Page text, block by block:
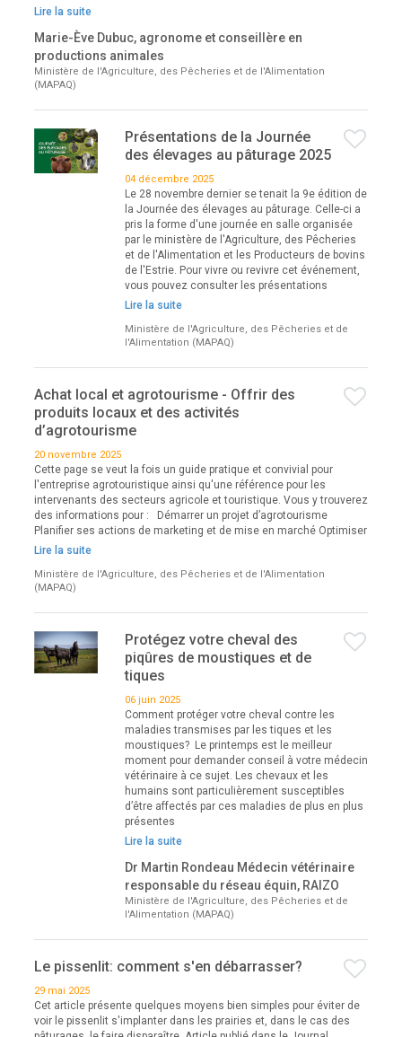
Lire la suite
Marie-Ève Dubuc, agronome et conseillère en
productions animales
Ministère de l'Agriculture, des Pêcheries et de l'Alimentation
(MAPAQ)
Présentations de la Journée
des élevages au pâturage 2025
04 décembre 2025
Le 28 novembre dernier se tenait la 9e édition de
la Journée des élevages au pâturage. Celle-ci a
pris la forme d'une journée en salle organisée
par le ministère de l'Agriculture, des Pêcheries
et de l'Alimentation et les Producteurs de bovins
de l'Estrie. Pour vivre ou revivre cet événement,
vous pouvez consulter les présentations
Lire la suite
Ministère de l'Agriculture, des Pêcheries et de
l'Alimentation (MAPAQ)
Achat local et agrotourisme - Offrir des
produits locaux et des activités
d’agrotourisme
20 novembre 2025
Cette page se veut la fois un guide pratique et convivial pour
l'entreprise agrotouristique ainsi qu'une référence pour les
intervenants des secteurs agricole et touristique. Vous y trouverez
des informations pour : Démarrer un projet d’agrotourisme
Planifier ses actions de marketing et de mise en marché Optimiser
Lire la suite
Ministère de l'Agriculture, des Pêcheries et de l'Alimentation
(MAPAQ)
Protégez votre cheval des
piqûres de moustiques et de
tiques
06 juin 2025
Comment protéger votre cheval contre les
maladies transmises par les tiques et les
moustiques? Le printemps est le meilleur
moment pour demander conseil à votre médecin
vétérinaire à ce sujet. Les chevaux et les
humains sont particulièrement susceptibles
d’être affectés par ces maladies de plus en plus
présentes
Lire la suite
Dr Martin Rondeau Médecin vétérinaire
responsable du réseau équin, RAIZO
Ministère de l'Agriculture, des Pêcheries et de
l'Alimentation (MAPAQ)
Le pissenlit: comment s'en débarrasser?
29 mai 2025
Cet article présente quelques moyens bien simples pour éviter de
voir le pissenlit s'implanter dans les prairies et, dans le cas des